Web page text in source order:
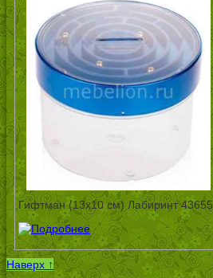
Гифтман (13х10 см) Лабиринт 43655
Наверх ↑